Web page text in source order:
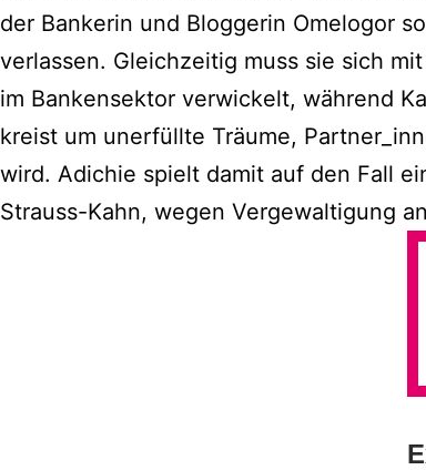
der Bankerin und Bloggerin Omelogor
verlassen. Gleichzeitig muss sie sich
im Bankensektor verwickelt, während
kreist um unerfüllte Träume,
wird. Adichie spielt damit auf den Fall
Strauss-Kahn, wegen Vergewaltigung